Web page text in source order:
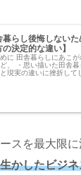
暮らし後悔しない
の決定的な違い】
に 田舎暮らしにあこが
、 ・思い描いた田舎
現実の違いに挫折して
スを最大限に
かしたビジ